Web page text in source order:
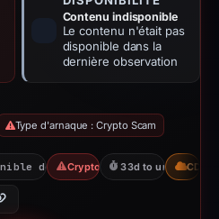
Contenu indisponible
Le contenu n'était pas
disponible dans la
dernière observation
Type d'arnaque : Crypto Scam
depuis 01/04/2026
Crypto Scam33d to unavailable
CDN